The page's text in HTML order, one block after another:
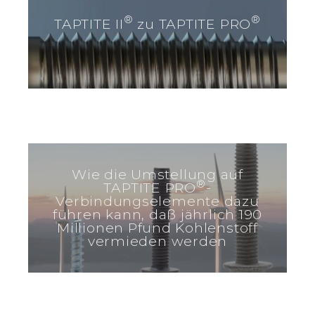
TAPTITE II ® zu TAPTITE PRO®
Wie die Umstellung auf
TAPTITE PRO®-
Verbindungselemente dazu
führen kann, daß jährlich 190
Millionen Pfund Kohlenstoff
vermieden werden